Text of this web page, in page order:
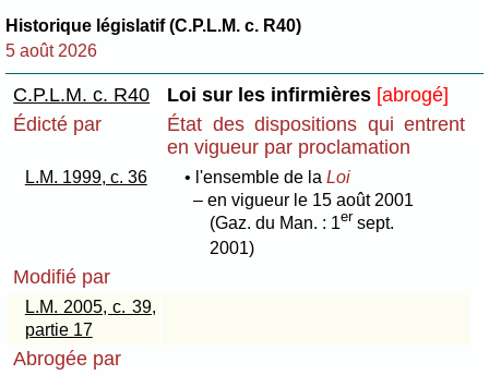
Historique législatif (C.P.L.M. c. R40)
5 août 2026
C.P.L.M. c. R40 Loi sur les infirmières [abrogé]
Édicté par
État des dispositions qui entrent
en vigueur par proclamation
L.M. 1999, c. 36 • l'ensemble de la Loi
– en vigueur le 15 août 2001
(Gaz. du Man. : 1er sept.
2001)
Modifié par
L.M. 2005, c. 39,
partie 17
Abrogée par